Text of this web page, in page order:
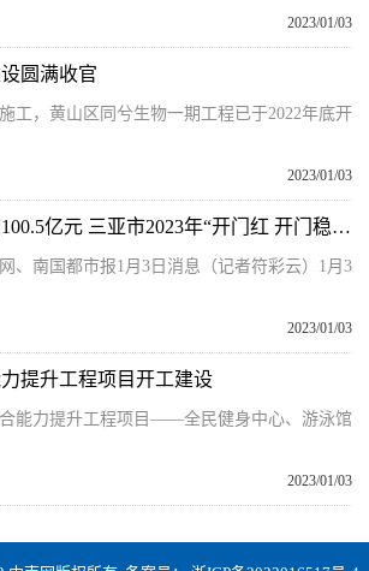
2023/01/03
圆满收官
工，黄山区同兮生物一期工程已于2022年底开
2023/01/03
世界要闻：总投资100.5亿元 三亚市2023年“开门红 开门稳”建设项目集中开工
、南国都市报1月3日消息（记者符彩云）1月3
2023/01/03
提升工程项目开工建设
能力提升工程项目——全民健身中心、游泳馆
2023/01/03